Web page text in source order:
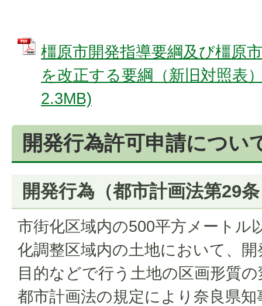
橿原市開発指導要綱及び橿原
を改正する要綱（新旧対照表
2.3MB)
開発行為許可申請につい
開発行為（都市計画法第29
市街化区域内の500平方メートル
化調整区域内の土地において、
目的などで行う土地の区画形質
都市計画法の規定により奈良県